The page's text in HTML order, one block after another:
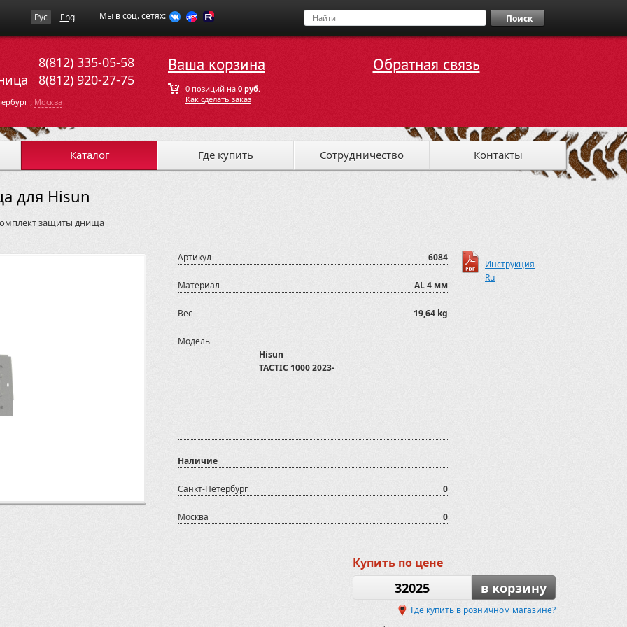
Рус Eng Мы в соц. сетях: Поиск
8(812) 335-05-58
8(812) 920-27-75
, Москва
Ваша корзина
0 позиций на 0 руб.
Как сделать заказ
Обратная связь
Каталог Где купить Сотрудничество Контакты
для Hisun
защиты днища
Артикул 6084
Материал AL 4 мм
Вес 19,64 kg
Модель
Hisun
TACTIC 1000 2023-
Наличие
Санкт-Петербург 0
Москва 0
Инструкция
Ru
Купить по цене
32025 в корзину
Где купить в розничном магазине?